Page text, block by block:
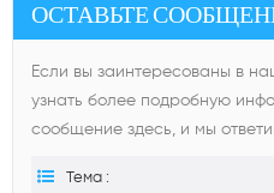
ОСТАВЬТЕ
Если вы заинтересованы в
узнать более подробную
сообщение здесь, и мы
Тема :